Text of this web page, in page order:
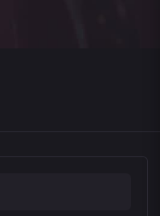
смерть и любовь